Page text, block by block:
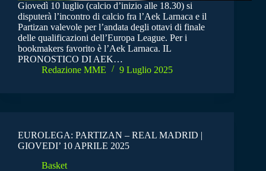
Giovedì 10 luglio (calcio d’inizio alle 18.30) si
disputerà l’incontro di calcio fra l’Aek Larnaca e il
Partizan valevole per l’andata degli ottavi di finale
delle qualificazioni dell’Europa League. Per i
bookmakers favorito è l’Aek Larnaca. IL
PRONOSTICO DI AEK…
Redazione MME
9 Luglio 2025
EUROLEGA: PARTIZAN – REAL MADRID |
GIOVEDI’ 10 APRILE 2025
Basket